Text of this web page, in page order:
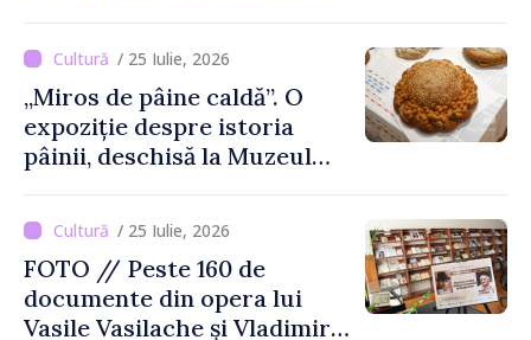
august
/ 25 Iulie, 2026
„Miros de pâine caldă”. O
expoziție despre istoria
pâinii, deschisă la Muzeul
Moldovei
/ 25 Iulie, 2026
FOTO // Peste 160 de
documente din opera lui
Vasile Vasilache și Vladimir